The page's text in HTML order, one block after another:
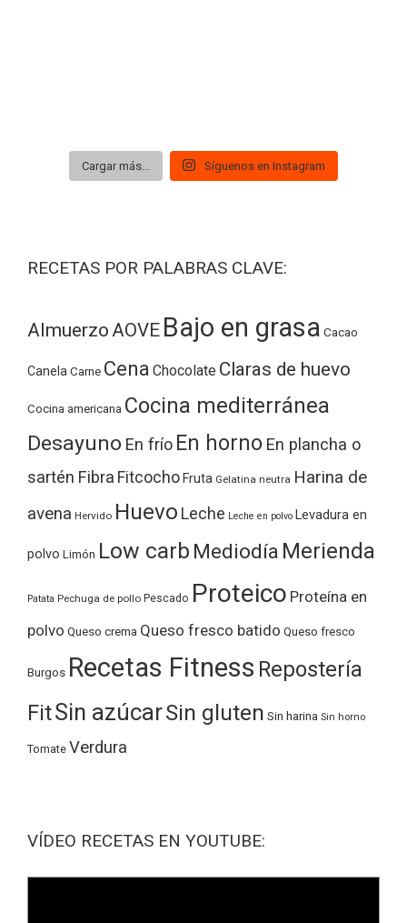
Cargar más... Síguenos en Instagram
RECETAS POR PALABRAS CLAVE:
Almuerzo AOVE Bajo en grasa Cacao
Canela Carne Cena Chocolate Claras de huevo
Cocina americana Cocina mediterránea
Desayuno En frío En horno En plancha o
sartén Fibra FitcochoFruta Gelatina neutra Harina de
avena Hervido Huevo Leche Leche en polvo Levadura en
polvo Limón Low carb Mediodía Merienda
Patata Pechuga de pollo Pescado Proteico Proteína en
polvo Queso crema Queso fresco batido Queso fresco
Burgos Recetas Fitness Repostería
FitSin azúcarSin gluten Sin harina Sin horno
Tomate Verdura
VÍDEO RECETAS EN YOUTUBE: